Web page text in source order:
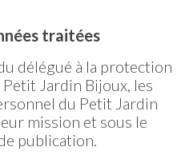
traitées
délégué à la protection
Jardin Bijoux, les
du Petit Jardin
mission et sous le
publication.